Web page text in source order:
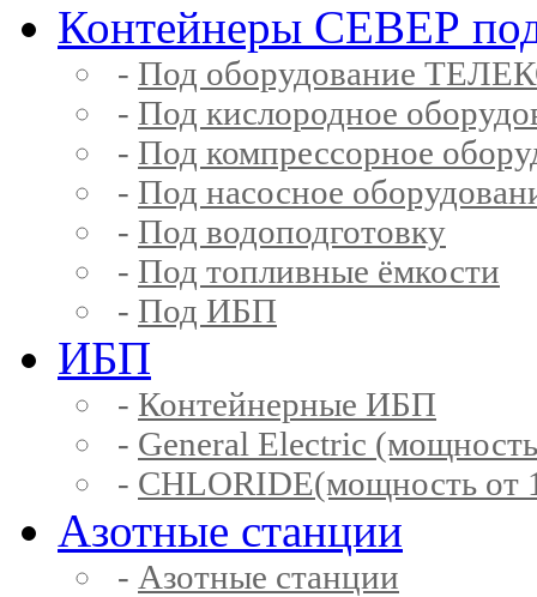
Контейнеры СЕВЕР
- Под оборудование
- Под кислородное
- Под компрессорное
- Под насосное
- Под водоподготовку
- Под топливные ёмкости
- Под ИБП
ИБП
- Контейнерные ИБП
- General Electric
- CHLORIDE(мощность от
Азотные станции
- Азотные станции